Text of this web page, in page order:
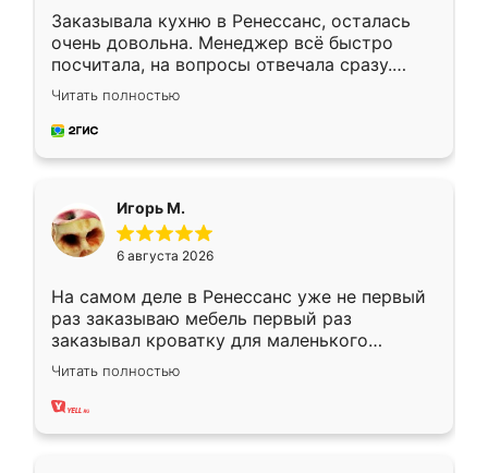
Заказывала кухню в Ренессанс, осталась
очень довольна. Менеджер всё быстро
посчитала, на вопросы отвечала сразу.
Замерщик приехал в субботу, подошёл к
делу со всей ответственностью. Собрали
за день, ребята работали аккуратно, даже
Читать полностью
Игорь М.
6 августа 2026
На самом деле в Ренессанс уже не первый
раз заказываю мебель первый раз
заказывал кроватку для маленького
ребёнка при его рождении ,во второй раз
заказал шкаф-купе. По качеству очень
хорошее сборка достаточно быстрая,
Читать полностью